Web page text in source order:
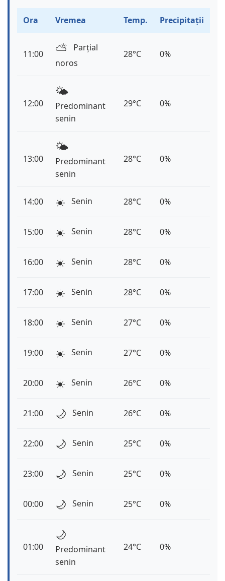
Ora Vremea Temp. Precipitații
11:00 ⛅️
Parțial
noros
28°C 0%
12:00
🌤️
Predominant
senin
29°C 0%
13:00
🌤️
Predominant
senin
28°C 0%
14:00 ☀️ Senin 28°C 0%
15:00 ☀️ Senin 28°C 0%
16:00 ☀️ Senin 28°C 0%
17:00 ☀️ Senin 28°C 0%
18:00 ☀️ Senin 27°C 0%
19:00 ☀️ Senin 27°C 0%
20:00 ☀️ Senin 26°C 0%
21:00 🌙 Senin 26°C 0%
22:00 🌙 Senin 25°C 0%
23:00 🌙 Senin 25°C 0%
00:00 🌙 Senin 25°C 0%
01:00
🌙
Predominant
senin
24°C 0%